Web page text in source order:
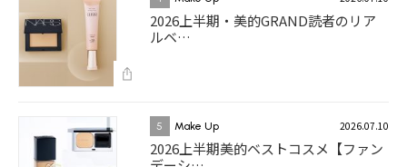
2026上半期・美的GRAND読者のリア
ルベ…
5 Make Up 2026.07.10
2026上半期美的ベストコスメ【ファン